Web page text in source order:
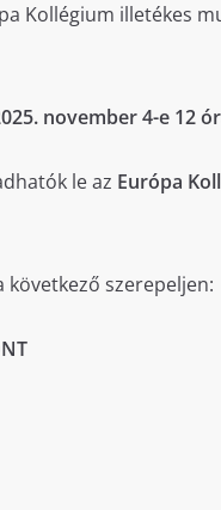
Kollégium illetékes
november 4-e 12
le az Európa
következő szerepeljen: